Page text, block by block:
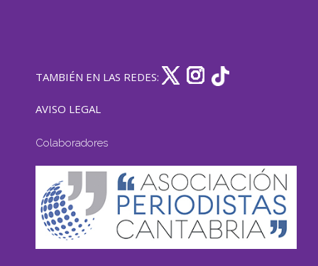
TAMBIÉN EN LAS REDES:
AVISO LEGAL
Colaboradores